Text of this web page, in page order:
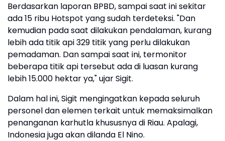
Berdasarkan laporan BPBD, sampai saat ini sekitar
ada 15 ribu Hotspot yang sudah terdeteksi. "Dan
kemudian pada saat dilakukan pendalaman, kurang
lebih ada titik api 329 titik yang perlu dilakukan
pemadaman. Dan sampai saat ini, termonitor
beberapa titik api tersebut ada di luasan kurang
lebih 15.000 hektar ya," ujar Sigit.
Dalam hal ini, Sigit mengingatkan kepada seluruh
personel dan elemen terkait untuk memaksimalkan
penanganan karhutla khususnya di Riau. Apalagi,
Indonesia juga akan dilanda El Nino.